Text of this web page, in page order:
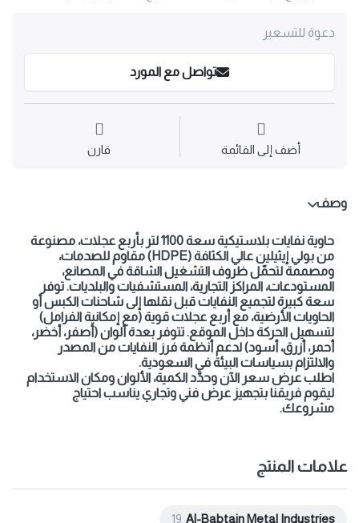
دعوة للتسعير
تواصل مع المورد
أضف إلى القائمة قارن
وصف
حاوية نفايات بلاستيكيةسعة 1100 لتر
بأربع عجلات، مصنوعة
من بولي إيثيلين عالي الكثافة (HDPE) مقاوم للصدمات،
ومصممة لتحمّل ظروف التشغيل الشاقة في المصانع،
المستودعات، المراكز التجارية، المستشفيات والبلديات. توفر
سعة كبيرة لتجميع النفايات قبل نقلها إلى شاحنات الكبس أو
الحاويات الأرضية، مع أربع عجلات قوية (مع إمكانية الفرامل)
لتسهيل الحركة داخل الموقع. تتوفر بعدة ألوان (أصفر، أخضر،
أحمر، أزرق، أسود) لدعم أنظمة فرز النفايات من المصدر
والالتزام بسياسات البيئة في السعودية.
اطلب عرض سعر الآنوحدّد الكمية، الألوان ومكان الاستخدام
ليقوم فريقنا بتجهيز عرض فني وتجاري يناسب احتياج
مشروعك.
علامات المنتج
Al-Babtain Metal Industries
19